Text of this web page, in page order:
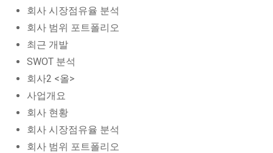
회사 시장점유율 분석
회사 범위 포트폴리오
최근 개발
SWOT 분석
회사2 <올>
사업개요
회사 현황
회사 시장점유율 분석
회사 범위 포트폴리오